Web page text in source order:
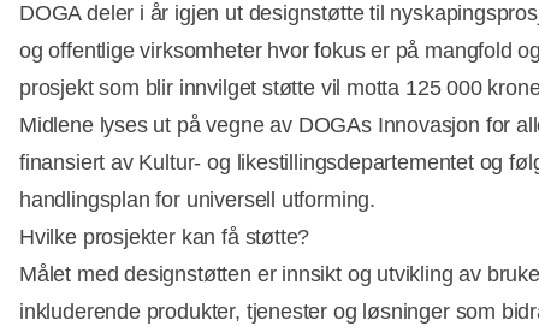
DOGA deler i år igjen ut designstøtte til
og offentlige virksomheter hvor fokus er på mangfold
prosjekt som blir innvilget støtte vil motta 125 000
Midlene lyses ut på vegne av DOGAs Innovasjon for
finansiert av Kultur- og likestillingsdepartementet og
handlingsplan for universell utforming.
Hvilke prosjekter kan få støtte?
Målet med designstøtten er innsikt og utvikling av
inkluderende produkter, tjenester og løsninger som